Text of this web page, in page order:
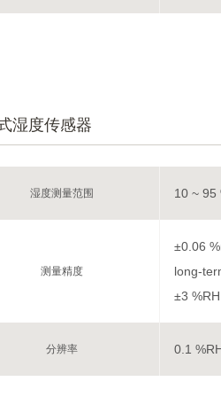
湿度传感器
湿度测量范围 10 ~ 95
测量精度
±0.06
long-
±3
分辨率 0.1